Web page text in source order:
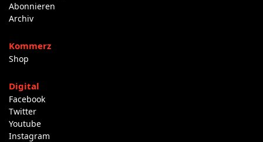
Abonnieren
Archiv
Kommerz
Shop
Digital
Facebook
Twitter
Youtube
Instagram